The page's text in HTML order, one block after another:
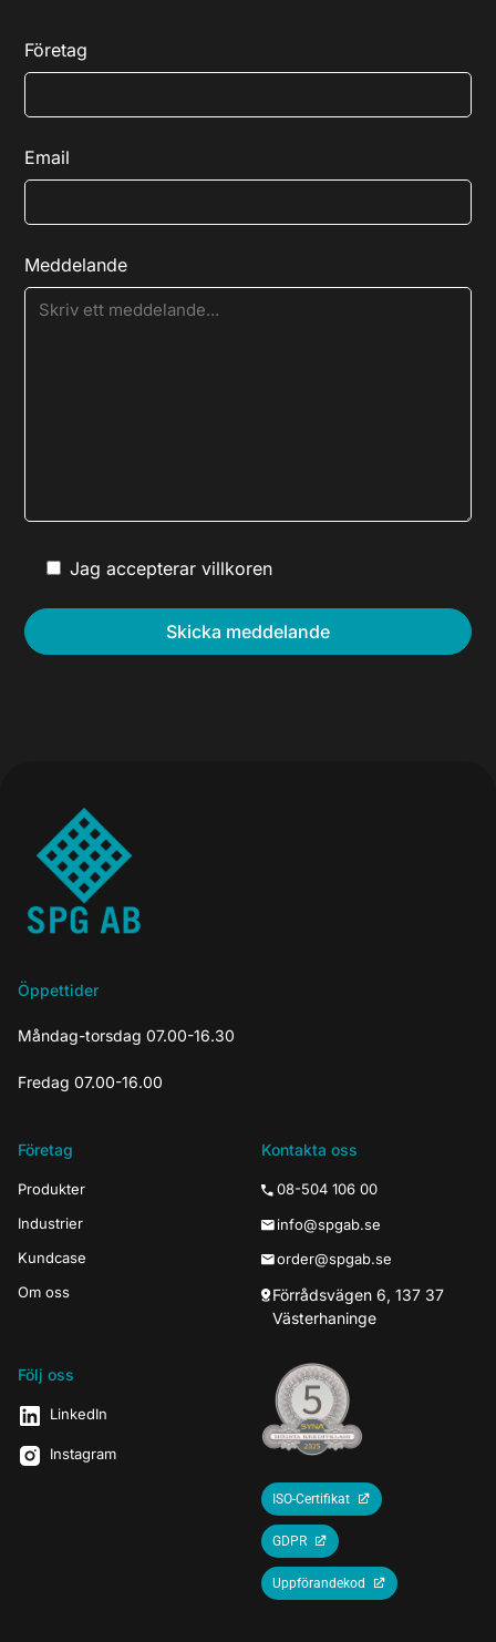
Företag
Email
Meddelande
Jag accepterar villkoren
Öppettider
Måndag-torsdag 07.00-16.30
Fredag 07.00-16.00
Företag
Produkter
Industrier
Kundcase
Om oss
Kontakta oss
08-504 106 00
info@spgab.se
order@spgab.se
Förrådsvägen 6, 137 37
Västerhaninge
Följ oss
LinkedIn
Instagram
ISO-Certifikat
GDPR
Uppförandekod